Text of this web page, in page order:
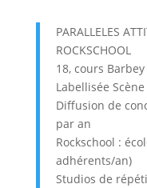
PARALLELES
ROCKSCHOOL
18, cours Barbey
Labellisée
Diffusion de
par an
Rockschool :
adhérents/an)
Studios de